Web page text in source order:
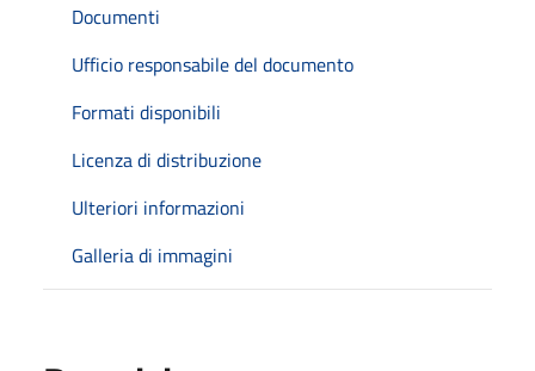
Documenti
Ufficio responsabile del documento
Formati disponibili
Licenza di distribuzione
Ulteriori informazioni
Galleria di immagini